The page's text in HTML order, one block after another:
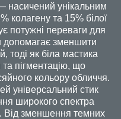
насичений унікальним
колагену та 15% білої
потужні переваги для
допомагає зменшити
тоді як біла мастика
пігментацію, що
кольору обличчя.
універсальний стик
широкого спектра
Від зменшення темних